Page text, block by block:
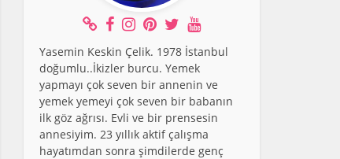
Yasemin Keskin Çelik. 1978 İstanbul
doğumlu..İkizler burcu. Yemek
yapmayı çok seven bir annenin ve
yemek yemeyi çok seven bir babanın
ilk göz ağrısı. Evli ve bir prensesin
annesiyim. 23 yıllık aktif çalışma
hayatımdan sonra şimdilerde genç